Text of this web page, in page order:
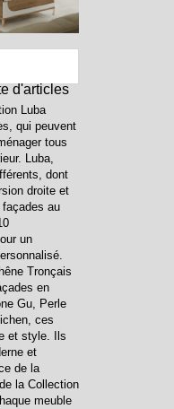
d'articles
Luba
qui peuvent
tous
Luba,
dont
droite et
au
un
Tronçais
en
Gu, Perle
ces
et style. Ils
et
de la
la Collection
meuble